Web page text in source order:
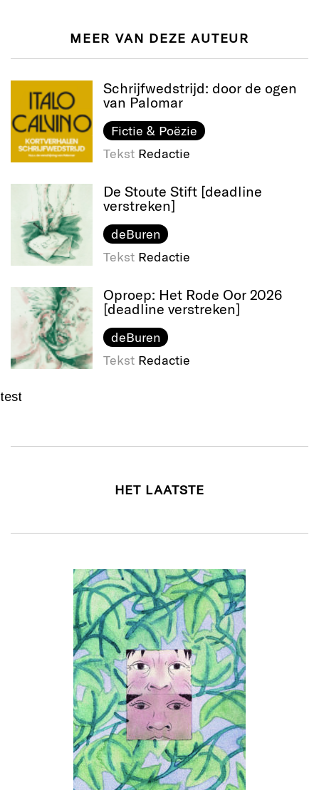
MEER VAN DEZE AUTEUR
Schrijfwedstrijd: door de ogen
van Palomar
Fictie & Poëzie
Tekst Redactie
De Stoute Stift [deadline
verstreken]
deBuren
Tekst Redactie
Oproep: Het Rode Oor 2026
[deadline verstreken]
deBuren
Tekst Redactie
test
HET LAATSTE